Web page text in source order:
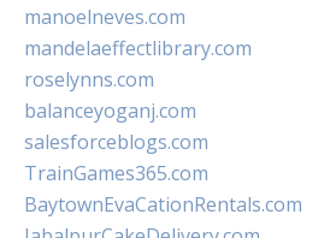
manoelneves.com
mandelaeffectlibrary.com
roselynns.com
balanceyoganj.com
salesforceblogs.com
TrainGames365.com
BaytownEvaCationRentals.com